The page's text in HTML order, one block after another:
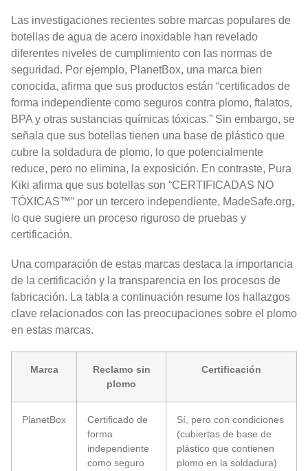
Las investigaciones recientes sobre marcas populares de
botellas de agua de acero inoxidable han revelado
diferentes niveles de cumplimiento con las normas de
seguridad. Por ejemplo, PlanetBox, una marca bien
conocida, afirma que sus productos están “certificados de
forma independiente como seguros contra plomo, ftalatos,
BPA y otras sustancias químicas tóxicas.” Sin embargo, se
señala que sus botellas tienen una base de plástico que
cubre la soldadura de plomo, lo que potencialmente
reduce, pero no elimina, la exposición. En contraste, Pura
Kiki afirma que sus botellas son “CERTIFICADAS NO
TÓXICAS™” por un tercero independiente, MadeSafe.org,
lo que sugiere un proceso riguroso de pruebas y
certificación.
Una comparación de estas marcas destaca la importancia
de la certificación y la transparencia en los procesos de
fabricación. La tabla a continuación resume los hallazgos
clave relacionados con las preocupaciones sobre el plomo
en estas marcas.
Marca
Reclamo sin
plomo
Certificación
PlanetBox
Certificado de
forma
independiente
como seguro
Sí, pero con condiciones
(cubiertas de base de
plástico que contienen
plomo en la soldadura)